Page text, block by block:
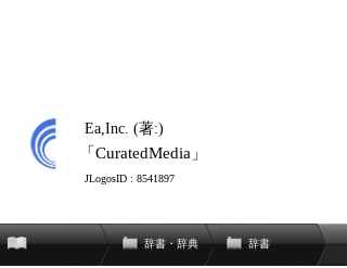
Ea,Inc. (著:)
「CuratedMedia」
JLogosID : 8541897
辞書・辞典 辞書